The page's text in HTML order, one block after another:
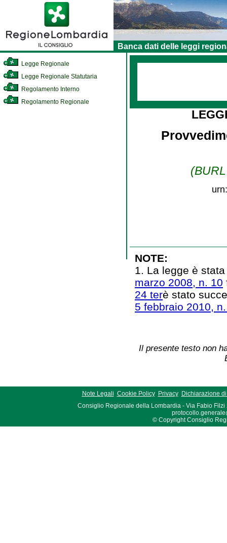
Banca dati delle leggi
Legge Regionale
Legge Regionale Statutaria
Regolamento Interno
Regolamento Regionale
NOTE:
1. La legge è
marzo 2008, n. 10
24 terè stato
5 febbraio 2010,
Il presente testo non
Note Legali Cookie Policy Privacy
Dichiarazione
Consiglio Regionale della Lombardia - Via Fabio Filzi
© Copyright Consiglio